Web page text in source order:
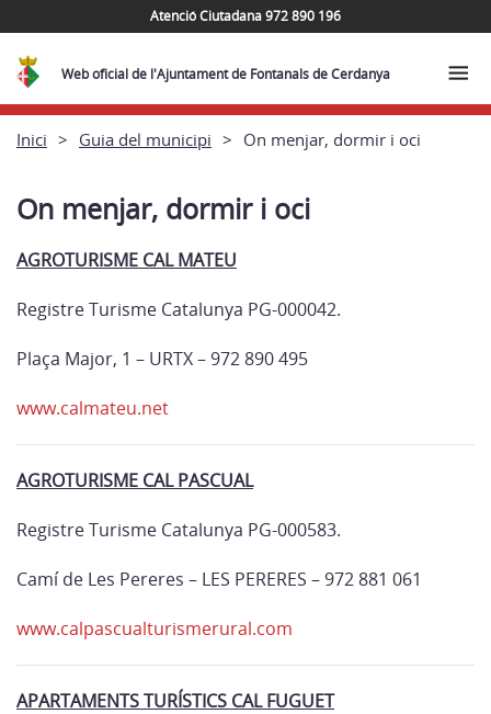
Atenció Ciutadana 972 890 196
Web oficial de l'Ajuntament de Fontanals de Cerdanya
Inici Guia del municipi On menjar, dormir i oci
On menjar, dormir i oci
AGROTURISME CAL MATEU
Registre Turisme Catalunya PG-000042.
Plaça Major, 1 – URTX – 972 890 495
www.calmateu.net
AGROTURISME CAL PASCUAL
Registre Turisme Catalunya PG-000583.
Camí de Les Pereres – LES PERERES – 972 881 061
www.calpascualturismerural.com
APARTAMENTS TURÍSTICS CAL FUGUET